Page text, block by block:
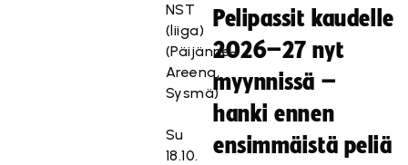
NST
(liiga)
(Päijänne-
Areena,
Sysmä)
Su
18.10.
Pelipassit kaudelle
2026–27 nyt
myynnissä –
hanki ennen
ensimmäistä peliä